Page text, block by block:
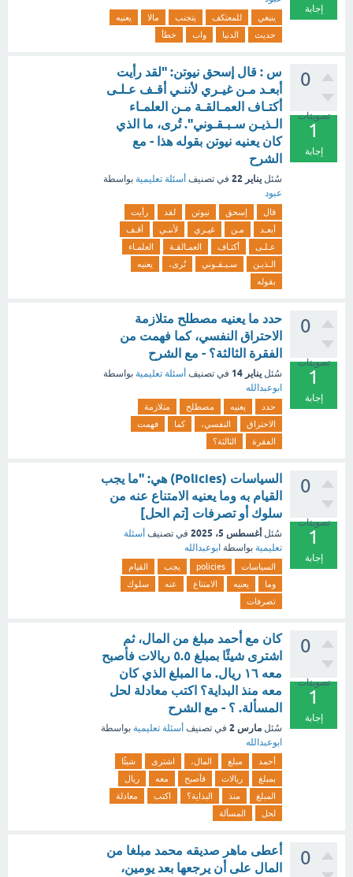
إجابة
ينبغي للمعتكف يتجنب مالا
يعنيه
حديث
الدنيا واب خطأ
0
تصويتات
1
إجابة
س : قال إسحق نيوتن: "لقد رأيت
أبعـد مـن غيـري لأننـي أقـف عـلـى
أكتـاف العمـالقـة مـن العلمـاء
الـذيـن سـبـقـوني". تُرى، ما الذي
كان يعنيه نيوتن بقوله هذا - مع
الشرح
سُئل يناير 22 في تصنيف أسئلة تعليمية بواسطة
عبود
قال إسحق نيوتن لقد
رأيت
أبعـد
مـن غيـري لأننـي
أقـف
عـلـى
أكتـاف العمـالقـة
العلمـاء
الـذيـن
سـبـقـوني تُرى،
يعنيه
بقوله
0
تصويتات
1
إجابة
حدد ما يعنيه مصطلح متلازمة
الاحتراق النفسي، كما فهمت من
الفقرة الثالثة؟ - مع الشرح
سُئل يناير 14 في تصنيف أسئلة تعليمية بواسطة
ابوعبدالله
حدد يعنيه مصطلح
متلازمة
الاحتراق
النفسي، كما
فهمت
الفقرة
الثالثة؟
0
تصويتات
1
إجابة
السياسات (Policies) هي: "ما يجب
القيام به وما يعنيه الامتناع عنه من
سلوك أو تصرفات [تم الحل]
سُئل أغسطس 5، 2025 في تصنيف أسئلة
تعليمية بواسطة ابوعبدالله
السياسات policies يجب
القيام
وما
يعنيه الامتناع عنه
سلوك
تصرفات
0
تصويتات
1
إجابة
كان مع أحمد مبلغ من المال، ثم
اشترى شيئًا بمبلغ ٥.٥ ريالات فأصبح
معه ١٦ ريال. ما المبلغ الذي كان
معه منذ البداية؟ اكتب معادلة لحل
المسألة. ؟ - مع الشرح
سُئل مارس 2 في تصنيف أسئلة تعليمية بواسطة
ابوعبدالله
أحمد مبلغ المال، اشترى
شيئًا
بمبلغ
ريالات فأصبح معه
ريال
المبلغ
منذ البداية؟ اكتب
معادلة
لحل
المسألة
0
أعطى ماهر صديقه محمد مبلغا من
المال على أن يرجعها بعد يومين،